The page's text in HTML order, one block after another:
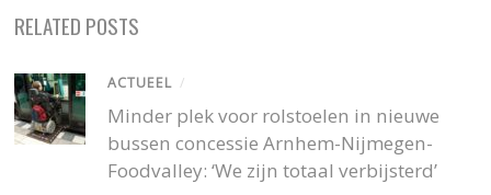
RELATED POSTS
ACTUEEL /
Minder plek voor rolstoelen in nieuwe
bussen concessie Arnhem-Nijmegen-
Foodvalley: ‘We zijn totaal verbijsterd’